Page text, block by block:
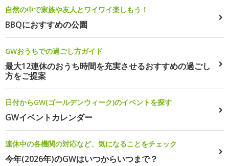
自然の中で家族や友人とワイワイ楽しもう！
BBQにおすすめの公園
GWおうちでの過ごし方ガイド
最大12連休のおうち時間を充実させるおすすめの過ごし
方をご提案
日付からGW(ゴールデンウィーク)のイベントを探す
GWイベントカレンダー
連休中の各機関の対応など、気になることをチェック
今年(2026年)のGWはいつからいつまで？